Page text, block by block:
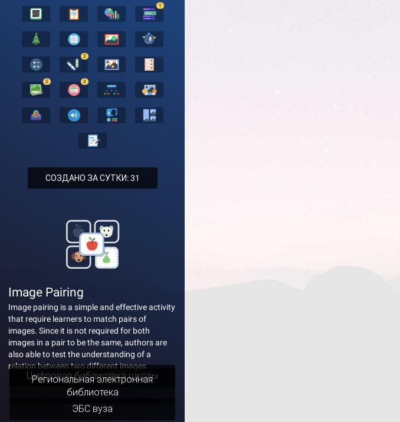
1
2
2 3
СОЗДАНО ЗА СУТКИ: 31
Image Pairing
Image pairing is a simple and effective activity
that require learners to match pairs of
images. Since it is not required for both
images in a pair to be the same, authors are
also able to test the understanding of a
relation between two different images.